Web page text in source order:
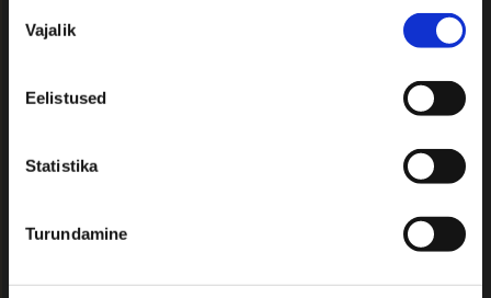
valik
Vajalik
Eelistused
Statistika
Turundamine
inter
põhinäitus “Soome loodus” viib